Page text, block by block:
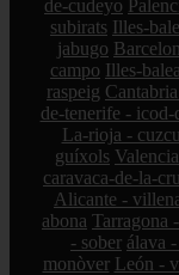
de-cudeyo
subirats Illes-
jabugo
campo Illes-
raspeig
de-tenerife -
La-rioja -
guíxols
caravaca-de-la-
Alicante -
abona Tarragona
- sober álava
monòver León -